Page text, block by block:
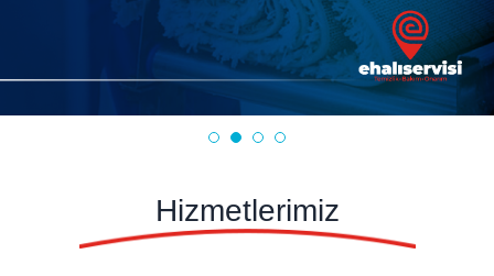
Hizmetlerimiz